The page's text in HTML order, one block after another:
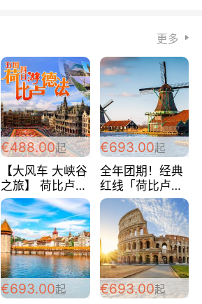
更多
€488.00起
【大风车 大峡谷
之旅】 荷比卢德
法 巴黎上下 经
典五国四日游
488欧/人
€693.00起
全年团期！经典
红线「荷比卢德
法」七天循环 五
国 仅售99欧/人/
天！巴黎上下！
包拼房~
€693.00起 €693.00起